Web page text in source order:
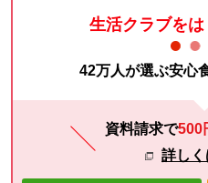
生活クラブを
42万人が選ぶ安心
資料請求で500
詳しく